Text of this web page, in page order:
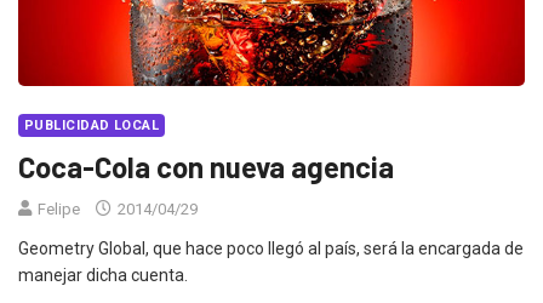
PUBLICIDAD LOCAL
Coca-Cola con nueva agencia
Felipe 2014/04/29
Geometry Global, que hace poco llegó al país, será la encargada de
manejar dicha cuenta.